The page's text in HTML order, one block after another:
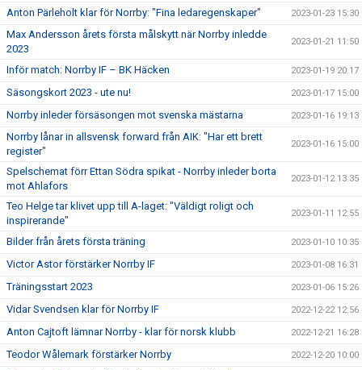
Anton Pärleholt klar för Norrby: "Fina ledaregenskaper" 2023-01-23 15:30
Max Andersson årets första målskytt när Norrby inledde
2023
2023-01-21 11:50
Inför match: Norrby IF – BK Häcken 2023-01-19 20:17
Säsongskort 2023 - ute nu! 2023-01-17 15:00
Norrby inleder försäsongen mot svenska mästarna 2023-01-16 19:13
Norrby lånar in allsvensk forward från AIK: "Har ett brett
register"
2023-01-16 15:00
Spelschemat förr Ettan Södra spikat - Norrby inleder borta
mot Ahlafors
2023-01-12 13:35
Teo Helge tar klivet upp till A-laget: "Väldigt roligt och
inspirerande"
2023-01-11 12:55
Bilder från årets första träning 2023-01-10 10:35
Victor Astor förstärker Norrby IF 2023-01-08 16:31
Träningsstart 2023 2023-01-06 15:26
Vidar Svendsen klar för Norrby IF 2022-12-22 12:56
Anton Cajtoft lämnar Norrby - klar för norsk klubb 2022-12-21 16:28
Teodor Wålemark förstärker Norrby 2022-12-20 10:00